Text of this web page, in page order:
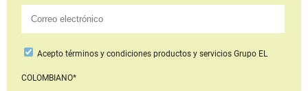
Aceptotérminos y condiciones productos y serviciosGrupo EL
COLOMBIANO*